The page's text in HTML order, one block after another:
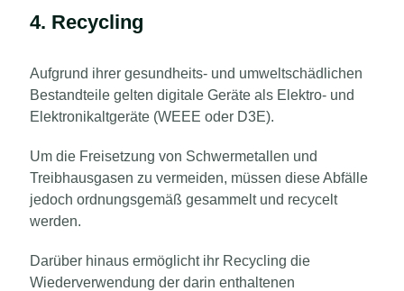
4. Recycling
Aufgrund ihrer gesundheits- und umweltschädlichen
Bestandteile gelten digitale Geräte als Elektro- und
Elektronikaltgeräte (WEEE oder D3E).
Um die Freisetzung von Schwermetallen und
Treibhausgasen zu vermeiden, müssen diese Abfälle
jedoch ordnungsgemäß gesammelt und recycelt
werden.
Darüber hinaus ermöglicht ihr Recycling die
Wiederverwendung der darin enthaltenen